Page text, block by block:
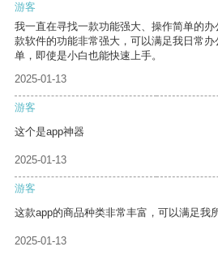
游客
我一直在寻找一款功能强大、操作简单的
款软件的功能非常强大，可以满足我日常
单，即使是小白也能快速上手。
2025-01-13
游客
这个是app神器
2025-01-13
游客
这款app的商品种类非常丰富，可以满足我
2025-01-13